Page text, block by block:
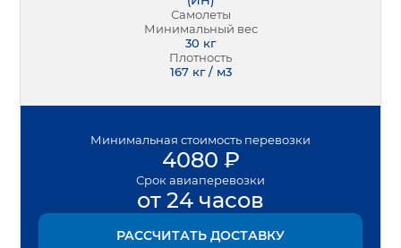
Самолеты
Минимальный вес
30 кг
Плотность
167 кг / м3
Минимальная стоимость перевозки
4080 ₽
Срок авиаперевозки
от 24 часов
РАССЧИТАТЬ ДОСТАВКУ